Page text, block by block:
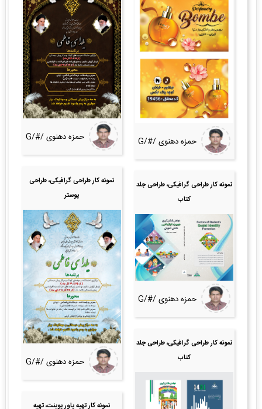
حمزه دهنوی /#/G
نمونه کار طراحی گرافیکی، طراحی جلد
کتاب
حمزه دهنوی /#/G
نمونه کار طراحی گرافیکی، طراحی جلد
کتاب
حمزه دهنوی /#/G
نمونه کار طراحی گرافیکی، طراحی
پوستر
حمزه دهنوی /#/G
نمونه کار تهیه پاور پوینت، تهیه